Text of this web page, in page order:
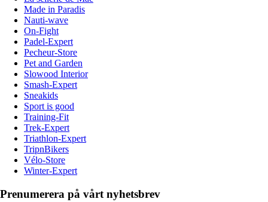
Made in Paradis
Nauti-wave
On-Fight
Padel-Expert
Pecheur-Store
Pet and Garden
Slowood Interior
Smash-Expert
Sneakids
Sport is good
Training-Fit
Trek-Expert
Triathlon-Expert
TripnBikers
Vélo-Store
Winter-Expert
Prenumerera på vårt nyhetsbrev